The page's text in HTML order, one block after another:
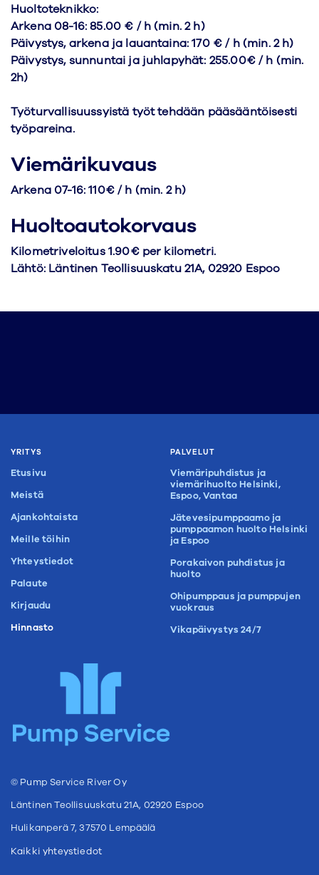
Huoltoteknikko:
Arkena 08-16: 85.00 € / h (min. 2 h)
Päivystys, arkena ja lauantaina: 170 € / h (min. 2 h)
Päivystys, sunnuntai ja juhlapyhät: 255.00€ / h (min.
2h)
Työturvallisuussyistä työt tehdään pääsääntöisesti
työpareina.
Viemärikuvaus
Arkena 07-16: 110€ / h (min. 2 h)
Huoltoautokorvaus
Kilometriveloitus 1.90€ per kilometri.
Lähtö: Läntinen Teollisuuskatu 21A, 02920 Espoo
© Pump Service River Oy
Läntinen Teollisuuskatu 21A, 02920 Espoo
Hulikanperä 7, 37570 Lempäälä
Kaikki yhteystiedot
YRITYS
Etusivu
Meistä
Ajankohtaista
Meille töihin
Yhteystiedot
Palaute
Kirjaudu
Hinnasto
PALVELUT
Viemäripuhdistus ja
viemärihuolto Helsinki,
Espoo, Vantaa
Jätevesipumppaamo ja
pumppaamon huolto Helsinki
ja Espoo
Porakaivon puhdistus ja
huolto
Ohipumppaus ja pumppujen
vuokraus
Vikapäivystys 24/7